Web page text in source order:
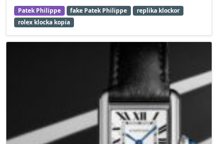
Patek Philippe fake Patek Philippe
replika klockor
rolex klocka kopia